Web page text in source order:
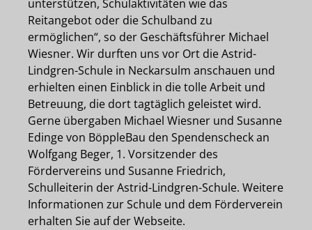
unterstützen, Schulaktivitäten wie das
Reitangebot oder die Schulband zu
ermöglichen“, so der Geschäftsführer Michael
Wiesner. Wir durften uns vor Ort die Astrid-
Lindgren-Schule in Neckarsulm anschauen und
erhielten einen Einblick in die tolle Arbeit und
Betreuung, die dort tagtäglich geleistet wird.
Gerne übergaben Michael Wiesner und Susanne
Edinge von BöppleBau den Spendenscheck an
Wolfgang Beger, 1. Vorsitzender des
Fördervereins und Susanne Friedrich,
Schulleiterin der Astrid-Lindgren-Schule. Weitere
Informationen zur Schule und dem Förderverein
erhalten Sie auf der Webseite.